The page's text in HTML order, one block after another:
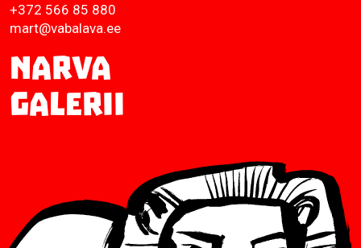
+372 566 85 880
mart@vabalava.ee
Narva
Galerii